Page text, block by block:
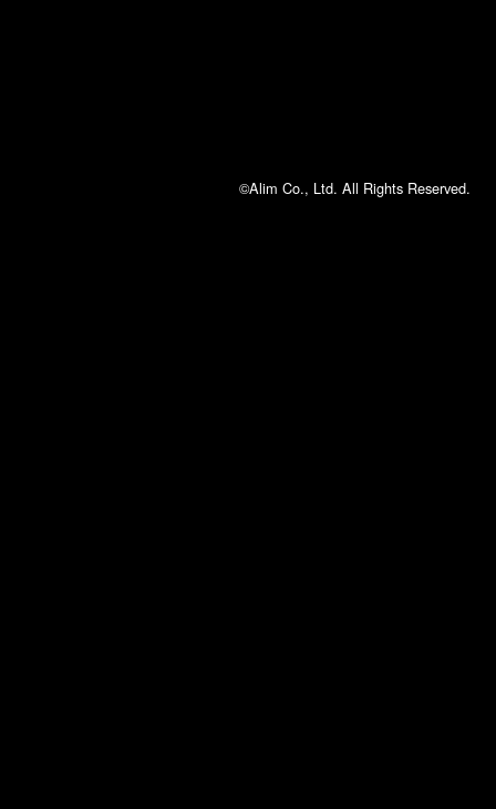
©Alim Co., Ltd. All Rights Reserved.